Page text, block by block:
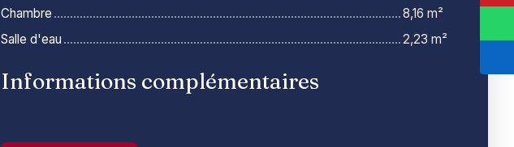
Chambre
8,16 m²
Salle d'eau
2,23 m²
Informations complémentaires